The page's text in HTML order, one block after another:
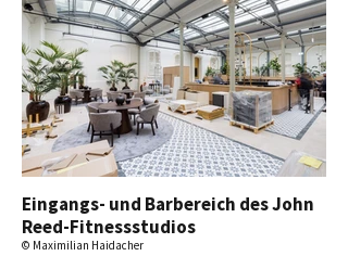
Eingangs- und Barbereich des John
Reed-Fitnessstudios
© Maximilian Haidacher